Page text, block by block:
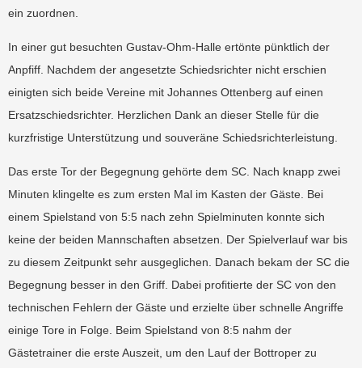
ein zuordnen.
In einer gut besuchten Gustav-Ohm-Halle ertönte pünktlich der
Anpfiff. Nachdem der angesetzte Schiedsrichter nicht erschien
einigten sich beide Vereine mit Johannes Ottenberg auf einen
Ersatzschiedsrichter. Herzlichen Dank an dieser Stelle für die
kurzfristige Unterstützung und souveräne Schiedsrichterleistung.
Das erste Tor der Begegnung gehörte dem SC. Nach knapp zwei
Minuten klingelte es zum ersten Mal im Kasten der Gäste. Bei
einem Spielstand von 5:5 nach zehn Spielminuten konnte sich
keine der beiden Mannschaften absetzen. Der Spielverlauf war bis
zu diesem Zeitpunkt sehr ausgeglichen. Danach bekam der SC die
Begegnung besser in den Griff. Dabei profitierte der SC von den
technischen Fehlern der Gäste und erzielte über schnelle Angriffe
einige Tore in Folge. Beim Spielstand von 8:5 nahm der
Gästetrainer die erste Auszeit, um den Lauf der Bottroper zu